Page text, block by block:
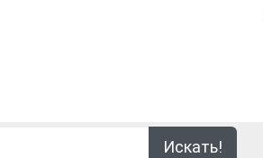
Искать!